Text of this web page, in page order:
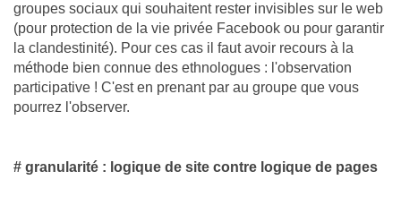
groupes sociaux qui souhaitent rester invisibles sur le web
(pour protection de la vie privée Facebook ou pour garantir
la clandestinité). Pour ces cas il faut avoir recours à la
méthode bien connue des ethnologues : l'observation
participative ! C'est en prenant par au groupe que vous
pourrez l'observer.
# granularité : logique de site contre logique de pages